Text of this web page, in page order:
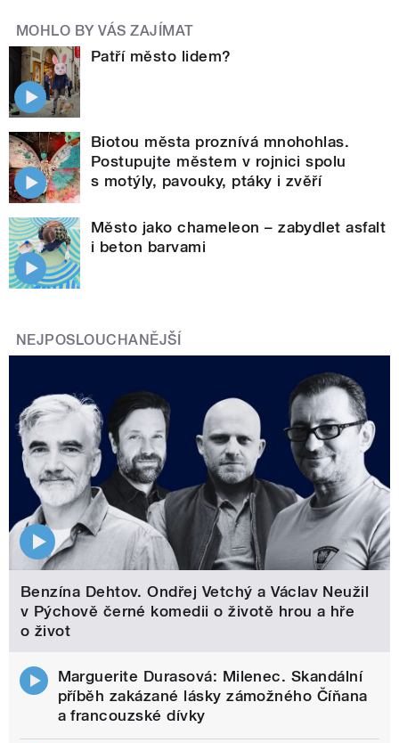
MOHLO BY VÁS ZAJÍMAT
Patří město lidem?
Biotou města proznívá mnohohlas.
Postupujte městem v rojnici spolu
s motýly, pavouky, ptáky i zvěří
Město jako chameleon – zabydlet asfalt
i beton barvami
NEJPOSLOUCHANĚJŠÍ
Benzína Dehtov. Ondřej Vetchý a Václav Neužil
v Pýchově černé komedii o životě hrou a hře
o život
Marguerite Durasová: Milenec. Skandální
příběh zakázané lásky zámožného Číňana
a francouzské dívky